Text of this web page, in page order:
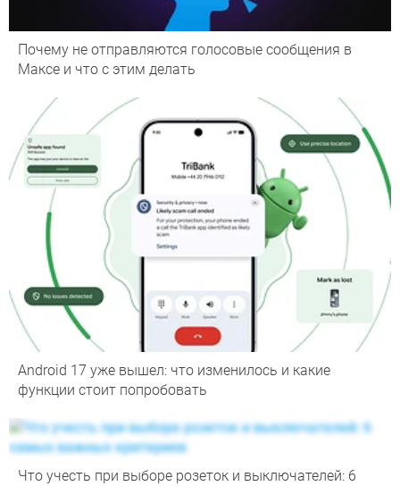
Почему не отправляются голосовые сообщения в
Максе и что с этим делать
Android 17 уже вышел: что изменилось и какие
функции стоит попробовать
Что учесть при выборе розеток и выключателей: 6